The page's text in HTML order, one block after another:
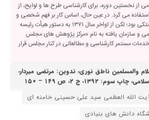
نخستین دوره، برای کارشناسی طرح ها و لوایح، از
می کرد. در عین حال، اساس کار بر فهم شخصی و
توان علمی خود نمایندگان متکی بود؛ لکن از اواخر سال ۱۳۷۱ به دستور هیأت رئیسه
و سازمان یافته به نام «مرکز پژوهش های مجلس
مستمر کارشناسی و مطالعاتی در کنار مجلس قرار
والمسلمین ناطق نوری، تدوین: مرتضی میردار،
۱۳۹۲، ج ۲، ص ۱۴۹ – ۱۵۰
الله العظمی سید علی حسینی خامنه ای
دانش‌ های بنیادی